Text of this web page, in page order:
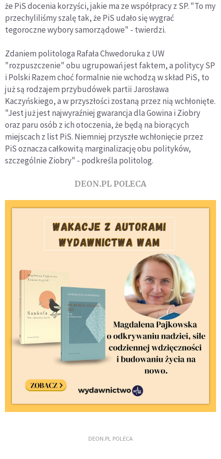
że PiS docenia korzyści, jakie ma ze współpracy z SP. "To my
przechyliliśmy szalę tak, że PiS udało się wygrać
tegoroczne wybory samorządowe" - twierdzi.
Zdaniem politologa Rafała Chwedoruka z UW
"rozpuszczenie" obu ugrupowań jest faktem, a politycy SP
i Polski Razem choć formalnie nie wchodzą w skład PiS, to
już są rodzajem przybudówek partii Jarosława
Kaczyńskiego, a w przyszłości zostaną przez nią wchłonięte.
"Jest już jest najwyraźniej gwarancja dla Gowina i Ziobry
oraz paru osób z ich otoczenia, że będą na biorących
miejscach z list PiS. Niemniej przyszłe wchłonięcie przez
PiS oznacza całkowitą marginalizację obu polityków,
szczególnie Ziobry" - podkreśla politolog.
DEON.PL POLECA
DEON.PL POLECA